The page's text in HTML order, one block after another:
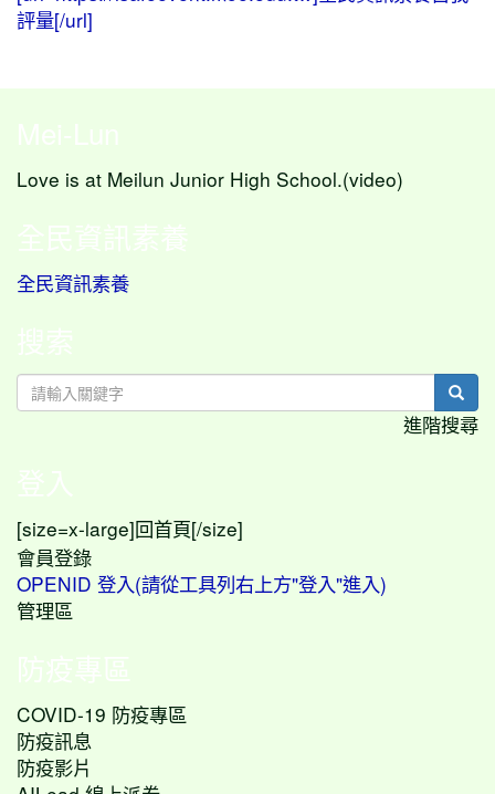
評量[/url]
Mei-Lun
Love is at Meilun Junior High School.(video)
全民資訊素養
全民資訊素養
搜索
進階搜尋
登入
[size=x-large] 回首頁[/size]
會員登錄
OPENID 登入(請從工具列右上方"登入"進入)
管理區
防疫專區
COVID-19 防疫專區
防疫訊息
防疫影片